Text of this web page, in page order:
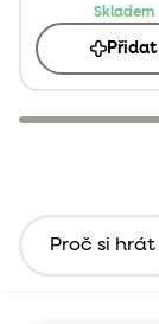
Skladem
Přidat
Proč si hrát